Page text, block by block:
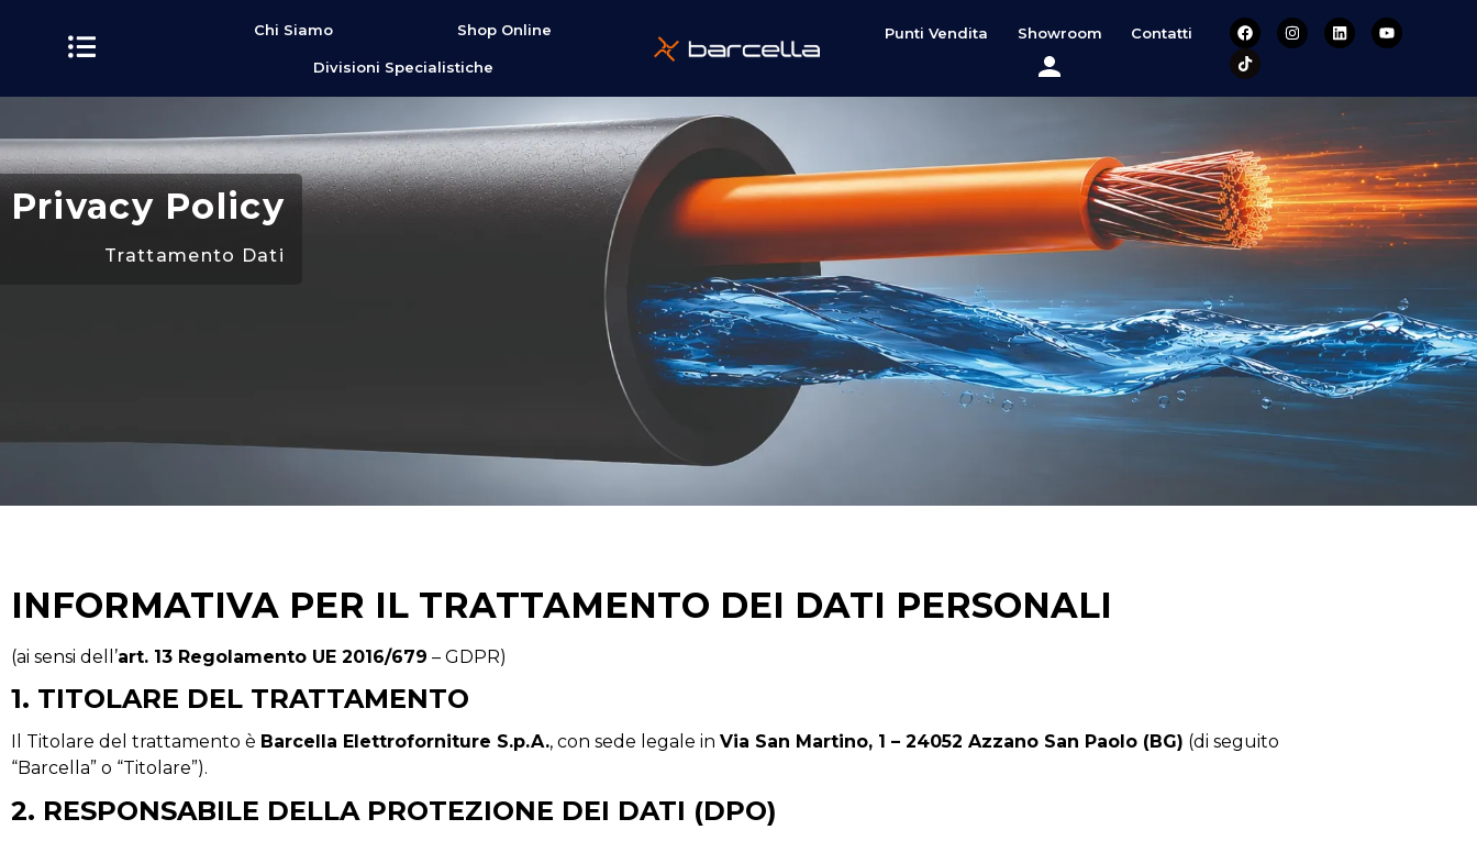
Chi Siamo Shop Online
Divisioni Specialistiche
Punti Vendita Showroom Contatti
Privacy Policy
Trattamento Dati
INFORMATIVA PER IL TRATTAMENTO DEI DATI PERSONALI
(ai sensi dell’art. 13 Regolamento UE 2016/679 – GDPR)
1. TITOLARE DEL TRATTAMENTO
Il Titolare del trattamento è Barcella Elettroforniture S.p.A., con sede legale in Via San Martino, 1 – 24052 Azzano San Paolo (BG) (di seguito
“Barcella” o “Titolare”).
2. RESPONSABILE DELLA PROTEZIONE DEI DATI (DPO)